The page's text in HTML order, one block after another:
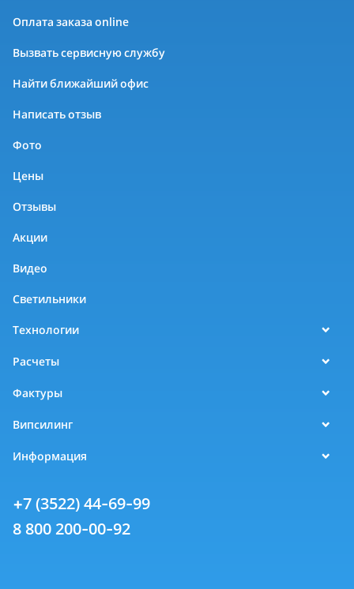
Оплата заказа online
Вызвать сервисную службу
Найти ближайший офис
Написать отзыв
Фото
Цены
Отзывы
Акции
Видео
Светильники
Технологии
Расчеты
Фактуры
Випсилинг
Информация
+7 (3522) 44-69-99
8 800 200-00-92